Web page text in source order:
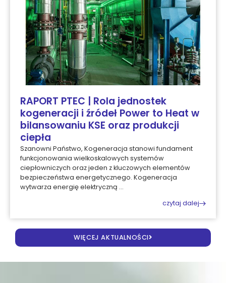
RAPORT PTEC | Rola jednostek
kogeneracji i źródeł Power to Heat w
bilansowaniu KSE oraz produkcji
ciepła
Szanowni Państwo, Kogeneracja stanowi fundament
funkcjonowania wielkoskalowych systemów
ciepłowniczych oraz jeden z kluczowych elementów
bezpieczeństwa energetycznego. Kogeneracja
wytwarza energię elektryczną ...
czytaj dalej
WIĘCEJ AKTUALNOŚCI